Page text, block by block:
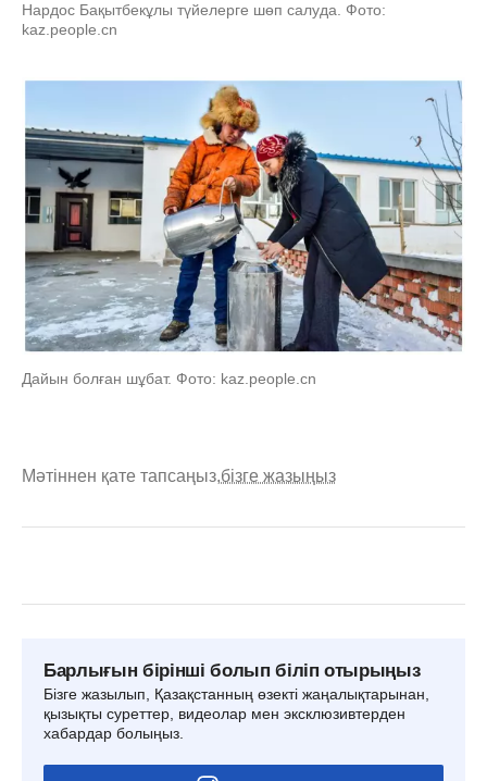
Нардос Бақытбекұлы түйелерге шөп салуда. Фото:
kaz.people.cn
Дайын болған шұбат. Фото: kaz.people.cn
Мәтіннен қате тапсаңыз,бізге жазыңыз
Барлығын бірінші болып біліп отырыңыз
Бізге жазылып, Қазақстанның өзекті жаңалықтарынан,
қызықты суреттер, видеолар мен эксклюзивтерден
хабардар болыңыз.